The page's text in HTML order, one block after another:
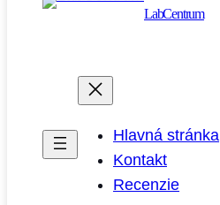
LabCentrum
Hlavná stránka
Kontakt
Recenzie